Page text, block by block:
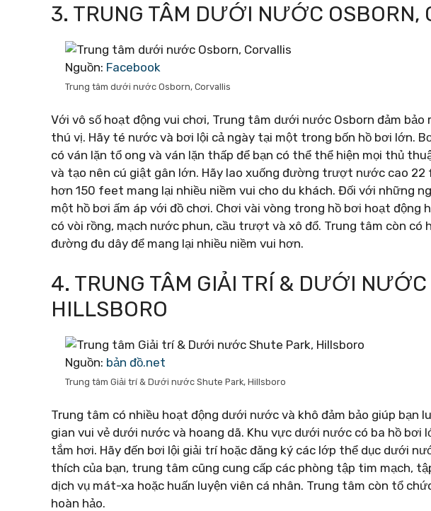
3. TRUNG TÂM DƯỚI NƯỚC OSBORN,
Nguồn: Facebook
Trung tâm dưới nước Osborn, Corvallis
Với vô số hoạt động vui chơi, Trung tâm dưới nước Osborn đảm bảo
thú vị. Hãy té nước và bơi lội cả ngày tại một trong bốn hồ bơi lớn.
có ván lặn tổ ong và ván lặn thấp để bạn có thể thể hiện mọi thủ
và tạo nên cú giật gân lớn. Hãy lao xuống đường trượt nước cao
hơn 150 feet mang lại nhiều niềm vui cho du khách. Đối với những
một hồ bơi ấm áp với đồ chơi. Chơi vài vòng trong hồ bơi hoạt động
có vòi rồng, mạch nước phun, cầu trượt và xô đổ. Trung tâm còn có
đường đu dây để mang lại nhiều niềm vui hơn.
4. TRUNG TÂM GIẢI TRÍ & DƯỚI NƯỚC
HILLSBORO
Nguồn: bản đồ.net
Trung tâm Giải trí & Dưới nước Shute Park, Hillsboro
Trung tâm có nhiều hoạt động dưới nước và khô đảm bảo giúp bạn
gian vui vẻ dưới nước và hoang dã. Khu vực dưới nước có ba hồ bơi
tắm hơi. Hãy đến bơi lội giải trí hoặc đăng ký các lớp thể dục dưới
thích của bạn, trung tâm cũng cung cấp các phòng tập tim mạch,
dịch vụ mát-xa hoặc huấn luyện viên cá nhân. Trung tâm còn tổ
hoàn hảo.